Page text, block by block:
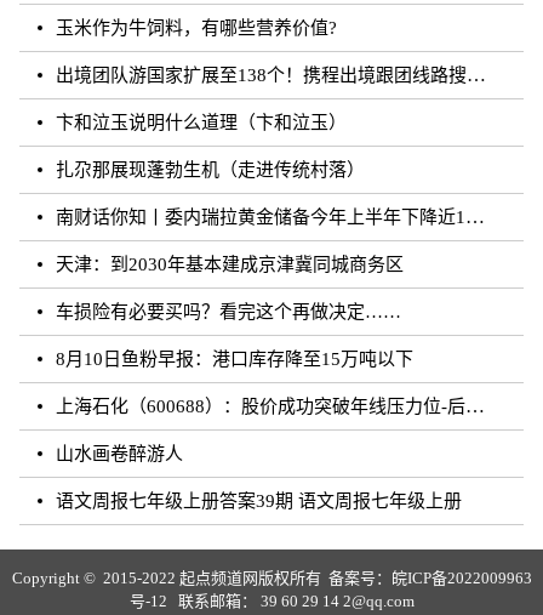
玉米作为牛饲料，有哪些营养价值?
出境团队游国家扩展至138个！携程出境跟团线路搜索涨超20倍
卞和泣玉说明什么道理（卞和泣玉）
扎尕那展现蓬勃生机（走进传统村落）
南财话你知丨委内瑞拉黄金储备今年上半年下降近12%，原因何在？广东“织网”记：全面迈入“高铁时代”，轨道沿线隆起大产业带
天津：到2030年基本建成京津冀同城商务区
车损险有必要买吗？看完这个再做决定……
8月10日鱼粉早报：港口库存降至15万吨以下
上海石化（600688）：股价成功突破年线压力位-后市看多（涨）（08-10）
山水画卷醉游人
语文周报七年级上册答案39期 语文周报七年级上册
Copyright © 2015-2022 起点频道网版权所有 备案号： 皖ICP备2022009963
号-12 联系邮箱： 39 60 29 14 2@qq.com